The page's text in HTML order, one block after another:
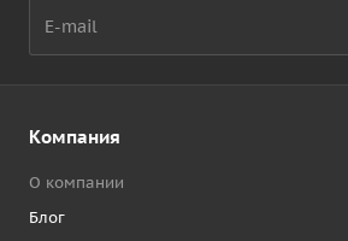
Компания
О компании
Блог